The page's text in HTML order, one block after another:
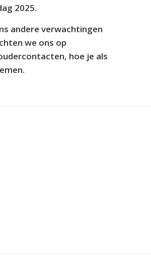
2025.
andere verwachtingen
we ons op
hoe je als